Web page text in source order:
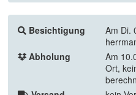
Besichtigung
Am Di.
Abholung
Am
Ort,